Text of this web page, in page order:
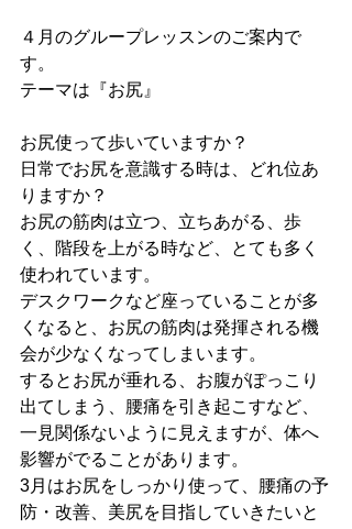
４月のグループレッスンのご案内で
す。
テーマは『お尻』
お尻使って歩いていますか？
日常でお尻を意識する時は、どれ位あ
りますか？
お尻の筋肉は立つ、立ちあがる、歩
く、階段を上がる時など、とても多く
使われています。
デスクワークなど座っていることが多
くなると、お尻の筋肉は発揮される機
会が少なくなってしまいます。
するとお尻が垂れる、お腹がぽっこり
出てしまう、腰痛を引き起こすなど、
一見関係ないように見えますが、体へ
影響がでることがあります。
3月はお尻をしっかり使って、腰痛の予
防・改善、美尻を目指していきたいと